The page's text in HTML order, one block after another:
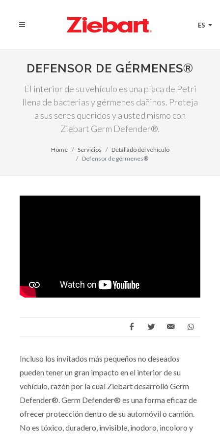
ES
DEFENSOR DE GÉRMENES®
El interior de su vehículo es una placa de Petri
llena de bacterias y gérmenes dañinos. Proteja
a sus seres queridos y a usted mismo con
Ziebart Germ Defender®.
Home Servicios
Detallado del vehículo
Defensor de gérmenes®
Incluso los invitados más pequeños no deseados
pueden tener un gran impacto en el interior de su
vehículo, razón por la cual Ziebart desarrolló Germ
Defender®. Germ Defender® es una forma eficaz de
ofrecer protección dentro de su automóvil o camión.
No es tóxico, duradero, invisible, inodoro, incoloro y